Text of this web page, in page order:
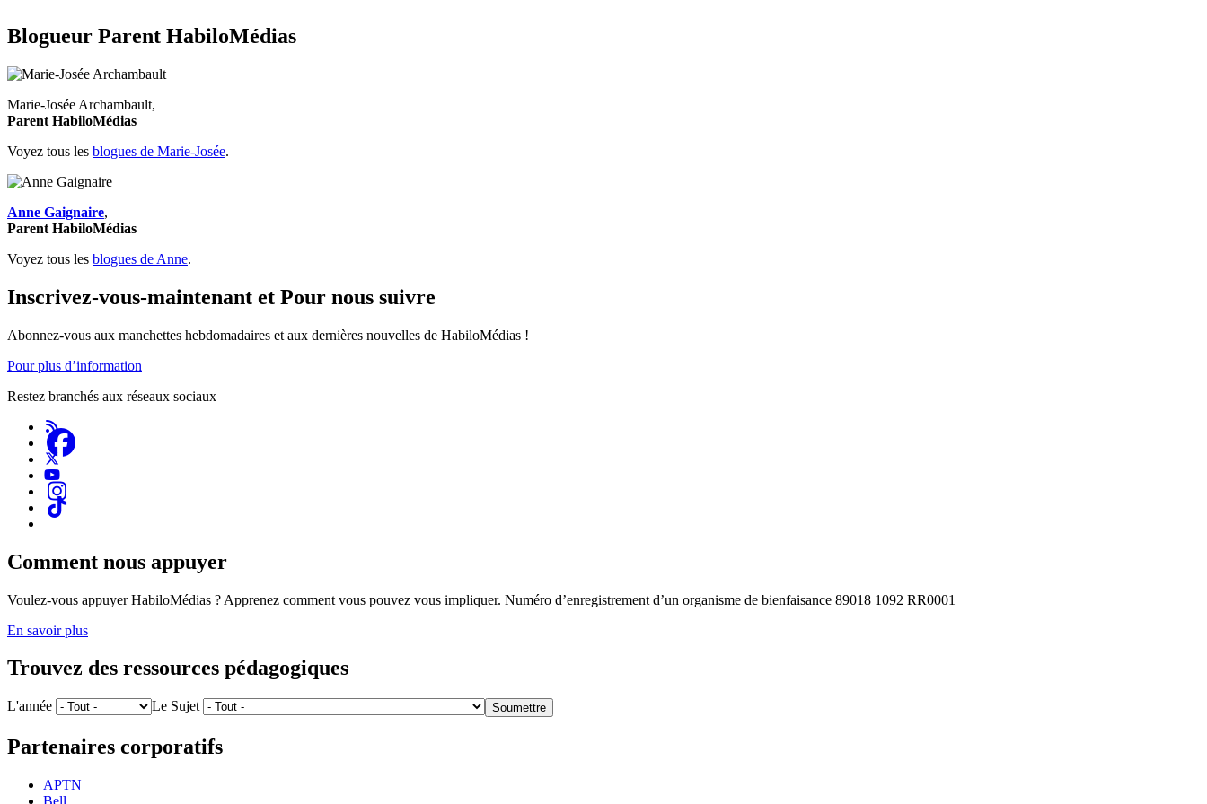
Blogueur Parent HabiloMédias
Marie-Josée Archambault,
Parent HabiloMédias
Voyez tous les blogues de Marie-Josée.
Anne Gaignaire,
Parent HabiloMédias
Voyez tous les blogues de Anne.
Inscrivez-vous-maintenant et Pour nous suivre
Abonnez-vous aux manchettes hebdomadaires et aux dernières nouvelles de HabiloMédias !
Pour plus d’information
Restez branchés aux réseaux sociaux
Comment nous appuyer
Voulez-vous appuyer HabiloMédias ? Apprenez comment vous pouvez vous impliquer. Numéro d’enregistrement d’un organisme de bienfaisance 89018 1092 RR0001
En savoir plus
Trouvez des ressources pédagogiques
L'année Le Sujet
Partenaires corporatifs
APTN